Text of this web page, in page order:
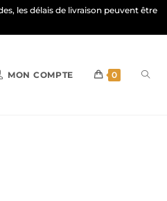
les délais de livraison peuvent être
MON COMPTE 0